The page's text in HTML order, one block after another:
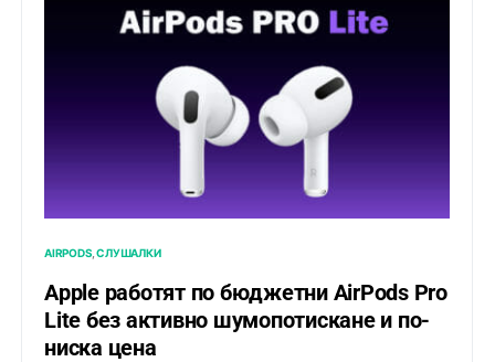
AIRPODS СЛУШАЛКИ
Apple работят по бюджетни AirPods Pro
Lite без активно шумопотискане и по-
ниска цена